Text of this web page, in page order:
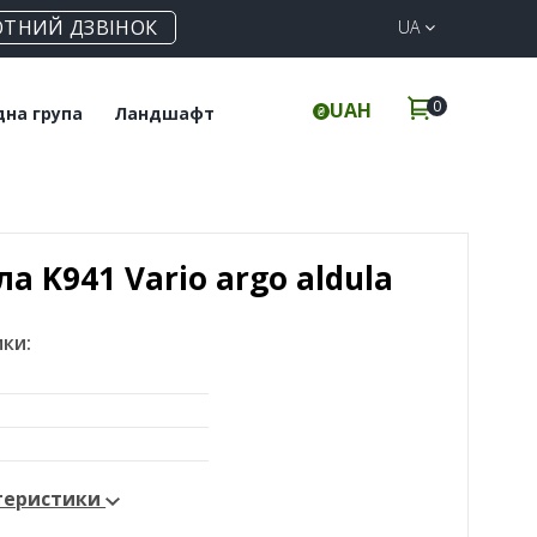
ДЗВІНОК UA
група
сходи
Ландшафт
Елементи для забору
UAH 0
K941 Vario argo aldula